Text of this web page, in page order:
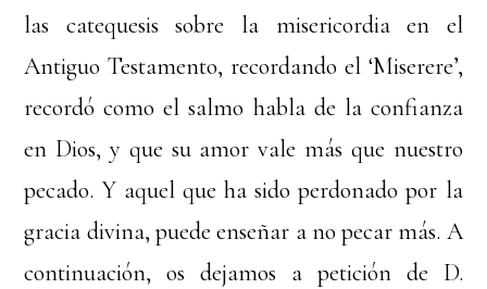
las catequesis sobre la misericordia en el
Antiguo Testamento, recordando el ‘Miserere’,
recordó como el salmo habla de la confianza
en Dios, y que su amor vale más que nuestro
pecado. Y aquel que ha sido perdonado por la
gracia divina, puede enseñar a no pecar más. A
continuación, os dejamos a petición de D.